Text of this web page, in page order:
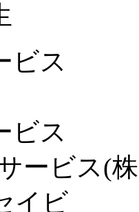
ビス
ビス
ービス(
イビ